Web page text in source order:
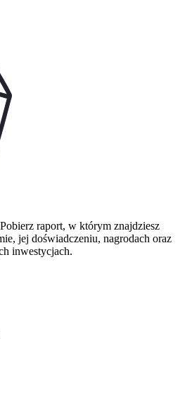
raport, w którym znajdziesz
jej doświadczeniu, nagrodach oraz
inwestycjach.